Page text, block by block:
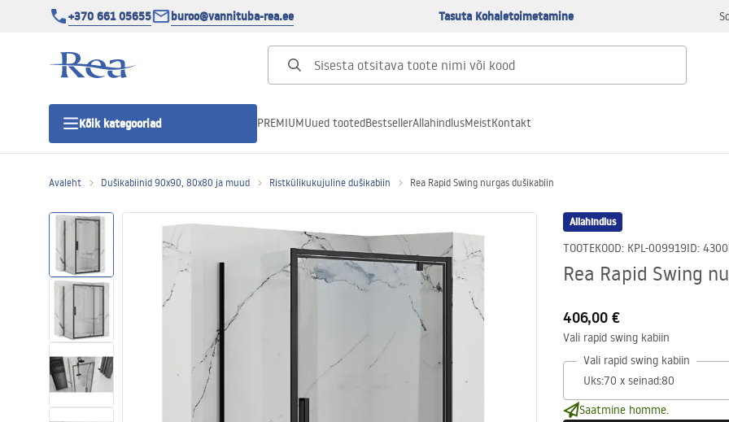
+370 661 05655 buroo@vannituba-rea.ee Tasuta Kohaletoimetamine
Kõik kategooriad
Vannitoa dušialused
Lineaarne duši äravool
Tualettruumid
PREMIUMUued tootedBestsellerAllahindlusMeistKontakt
Avaleht Dušikabiinid 90x90, 80x80 ja muud Ristkülikukujuline dušikabiin Rea Rapid Swing nurgas dušikabiin
Allahindlus
TOOTEKOOD: KPL-009919ID: 4300
Rea Rapid Swing
406,00 €
Vali rapid swing kabiin
Vali rapid swing kabiin
Saatmine homme.